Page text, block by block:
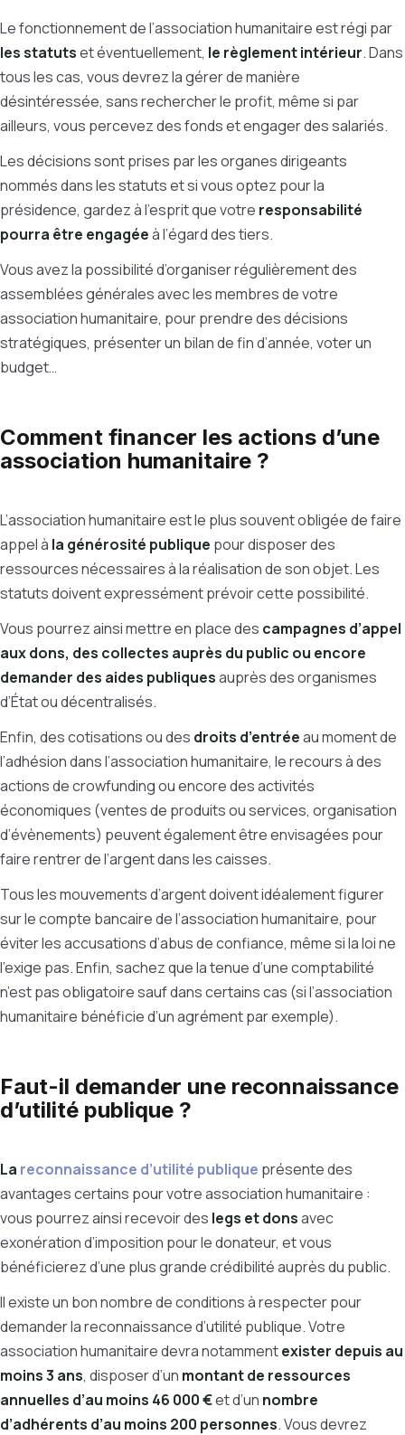
Le fonctionnement de l’association humanitaire est régi par
les statutset éventuellement, le règlement intérieur. Dans
tous les cas, vous devrez la gérer de manière
désintéressée, sans rechercher le profit, même si par
ailleurs, vous percevez des fonds et engager des salariés.
Les décisions sont prises par les organes dirigeants
nommés dans les statuts et si vous optez pour la
présidence, gardez à l’esprit que votre responsabilité
pourra être engagéeà l’égard des tiers.
Vous avez la possibilité d’organiser régulièrement des
assemblées générales avec les membres de votre
association humanitaire, pour prendre des décisions
stratégiques, présenter un bilan de fin d’année, voter un
budget…
Comment financer les actions d’une
association humanitaire ?
L’association humanitaire est le plus souvent obligée de faire
appel à la générosité publique pour disposer des
ressources nécessaires à la réalisation de son objet. Les
statuts doivent expressément prévoir cette possibilité.
Vous pourrez ainsi mettre en place des campagnes d’appel
aux dons, des collectes auprès du public ou encore
demander des aides publiquesauprès des organismes
d’État ou décentralisés.
Enfin, des cotisations ou des droits d’entréeau moment de
l’adhésion dans l’association humanitaire, le recours à des
actions de crowfunding ou encore des activités
économiques (ventes de produits ou services, organisation
d’évènements) peuvent également être envisagées pour
faire rentrer de l’argent dans les caisses.
Tous les mouvements d’argent doivent idéalement figurer
sur le compte bancaire de l’association humanitaire, pour
éviter les accusations d’abus de confiance, même si la loi ne
l’exige pas. Enfin, sachez que la tenue d’une comptabilité
n’est pas obligatoire sauf dans certains cas (si l’association
humanitaire bénéficie d’un agrément par exemple).
Faut-il demander une reconnaissance
d’utilité publique ?
La reconnaissance d’utilité publique présente des
avantages certains pour votre association humanitaire :
vous pourrez ainsi recevoir des legs et donsavec
exonération d’imposition pour le donateur, et vous
bénéficierez d’une plus grande crédibilité auprès du public.
Il existe un bon nombre de conditions à respecter pour
demander la reconnaissance d’utilité publique. Votre
association humanitaire devra notammentexister depuis au
moins 3 ans, disposer d’un montant de ressources
annuelles d’au moins 46 000 €et d’un nombre
d’adhérents d’au moins 200 personnes. Vous devrez